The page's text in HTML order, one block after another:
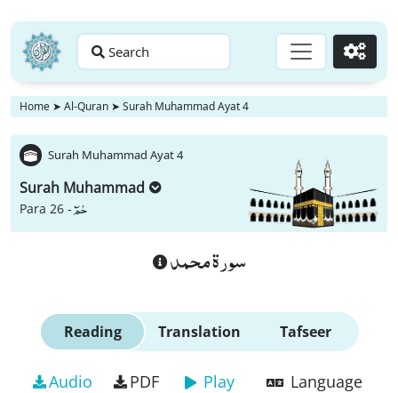
Search Go
Home ➤ Al-Quran ➤ Surah Muhammad Ayat 4
Surah Muhammad Ayat 4
Surah Muhammad
Para 26 -حٰمٓ
سورة محمد
Reading Translation Tafseer
Audio PDF Play Language